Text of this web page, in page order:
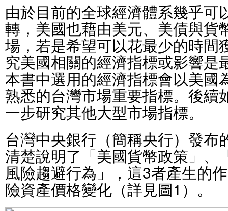
由於目前的全球經濟體系幾乎可
轉，美國也藉由美元、美債與貨
場，若是希望可以花最少的時間
究美國相關的經濟指標或影響是
本書中選用的經濟指標會以美國
熟悉的台灣市場重要指標。後續
一步研究其他大型市場指標。
台灣中央銀行（簡稱央行）發布
清楚說明了「美國貨幣政策」、
風險趨避行為」，這3者產生的
險資產價格變化（詳見圖1）。